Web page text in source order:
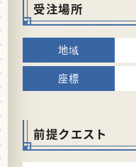
受注場所
前提クエスト